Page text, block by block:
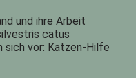
und ihre Arbeit
catus
sich vor: Katzen-Hilfe